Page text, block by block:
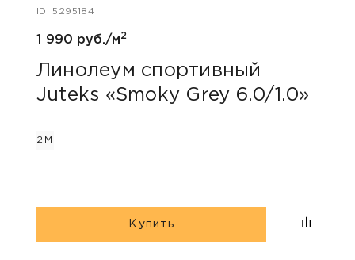
ID: 5295184
1 990 руб./м2
Линолеум спортивный
Juteks «Smoky Grey 6.0/1.0»
2М
Купить